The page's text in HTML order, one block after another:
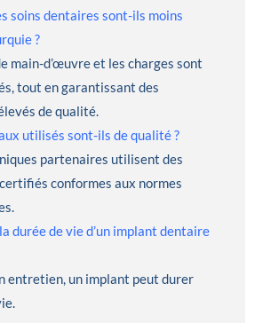
soins dentaires sont-ils moins
?
main-d’œuvre et les charges sont
tout en garantissant des
de qualité.
utilisés sont-ils de qualité ?
partenaires utilisent des
conformes aux normes
durée de vie d’un implant dentaire
entretien, un implant peut durer